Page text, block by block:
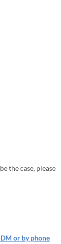
the case, please
or by phone